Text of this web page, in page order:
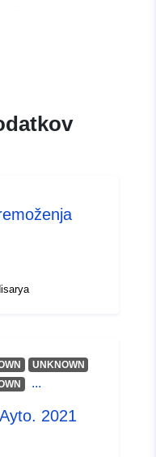
204c-4595-99b8-
99b8-f3e7a710f6e7
UNKNOWN
...
2021